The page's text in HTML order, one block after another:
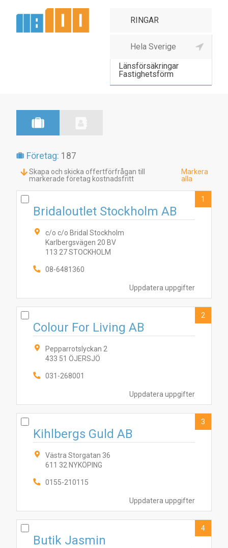
Länsförsäkringar
Länsförsäkringar
Fastighetsförm
Företag: 187
Skapa och skicka offertförfrågan till
markerade företag kostnadsfritt
Markera
alla
Uppdatera uppgifter
Bridaloutlet Stockholm AB
c/o c/o Bridal Stockholm
Karlbergsvägen 20 BV
113 27 STOCKHOLM
08-6481360
1
Uppdatera uppgifter
Colour For Living AB
Pepparrotslyckan 2
433 51 ÖJERSJÖ
031-268001
2
Uppdatera uppgifter
Kihlbergs Guld AB
Västra Storgatan 36
611 32 NYKÖPING
0155-210115
3
Butik Jasmin
4